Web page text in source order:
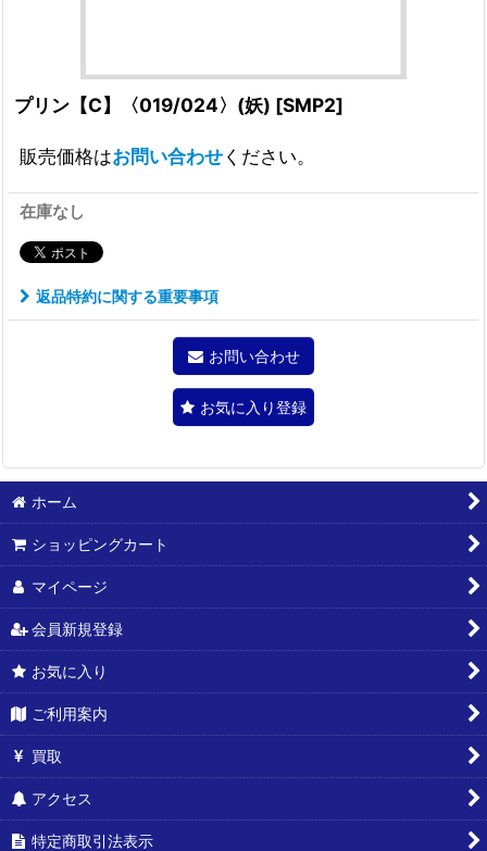
プリン【C】〈019/024〉(妖) [SMP2]
販売価格はお問い合わせください。
在庫なし
返品特約に関する重要事項
お問い合わせ
お気に入り登録
ホーム
ショッピングカート
マイページ
会員新規登録
お気に入り
ご利用案内
買取
アクセス
特定商取引法表示